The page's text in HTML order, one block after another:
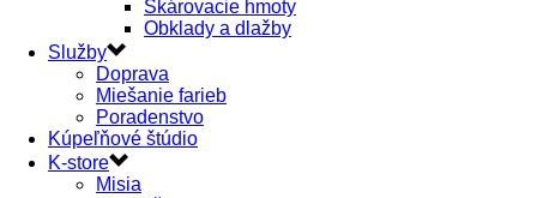
Škárovacie hmoty
Obklady a dlažby
Služby
Doprava
Miešanie farieb
Poradenstvo
Kúpeľňové štúdio
K-store
Misia